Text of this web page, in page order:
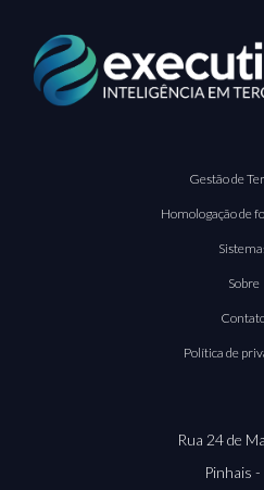
Gestão de
Homologação de
Sobre
Política de
Rua 24 de
Pinhais -